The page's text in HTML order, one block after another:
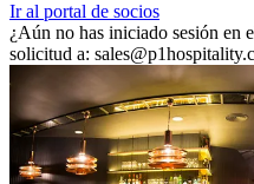
Ir al portal de socios
¿Aún no has iniciado sesión en
solicitud a: